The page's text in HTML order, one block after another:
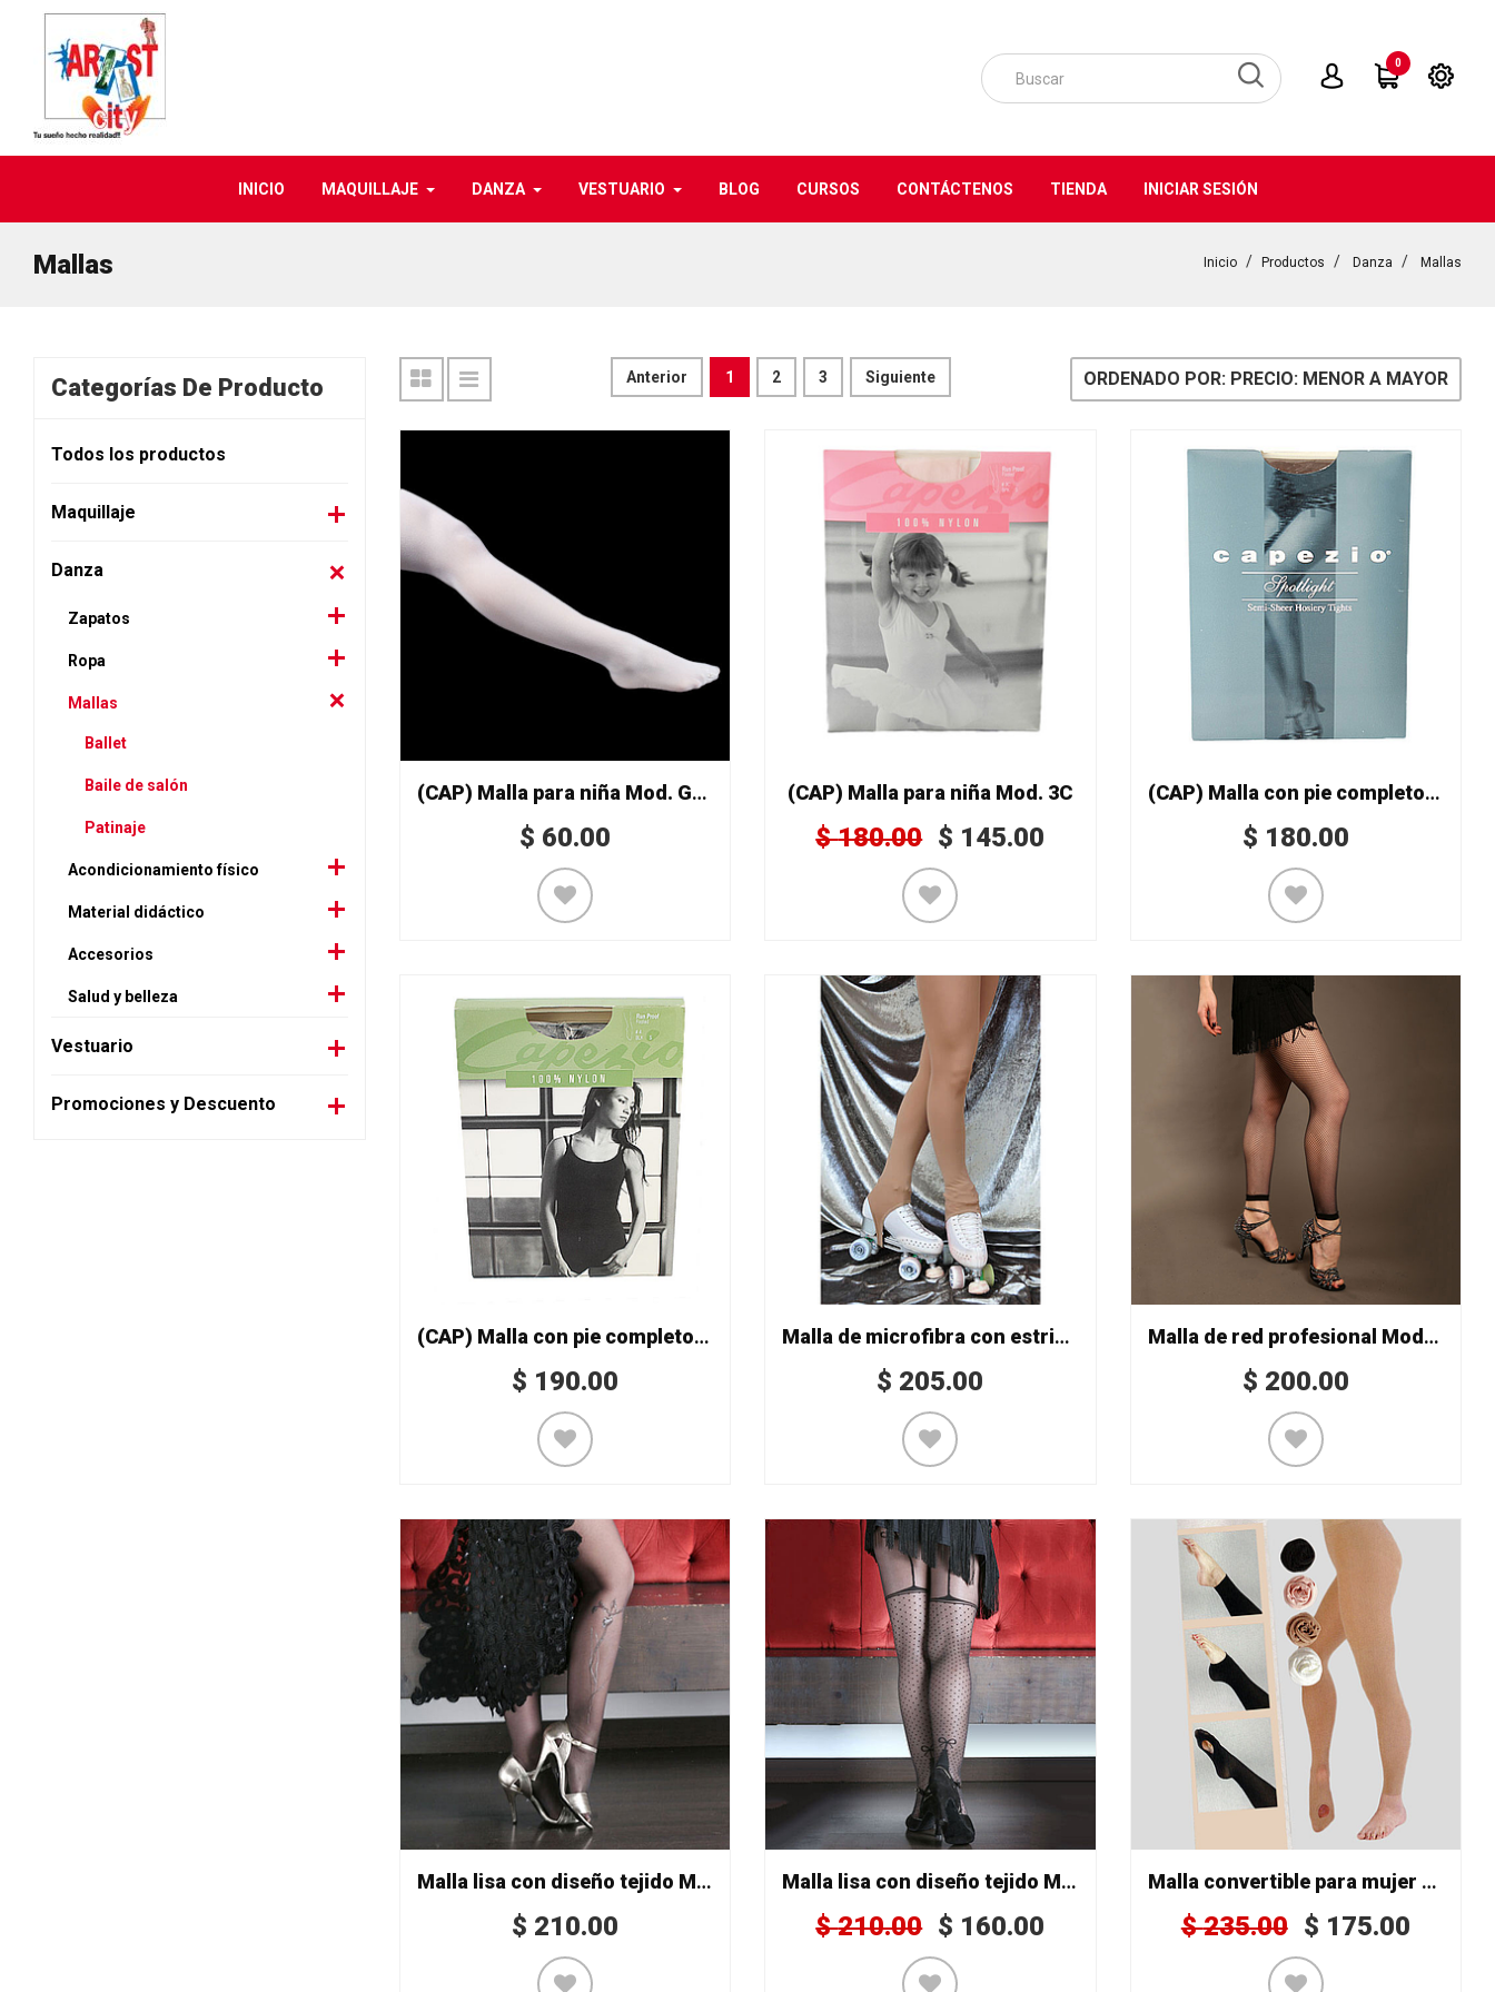
0
INICIO MAQUILLAJE DANZA VESTUARIO BLOG CURSOS CONTÁCTENOS TIENDA INICIAR SESIÓN
Mallas Inicio Productos Danza Mallas
Categorías De Producto
Todos los productos
Maquillaje
Danza
Zapatos
Ropa
Mallas
Ballet
Baile de salón
Patinaje
Acondicionamiento físico
Material didáctico
Accesorios
Salud y belleza
Vestuario
Promociones y Descuento
Anterior 1 2 3 Siguiente ORDENADO POR: PRECIO: MENOR A MAYOR
(CAP) Malla para niña Mod. GP1C
$ 60.00
(CAP) Malla para niña Mod. 3C
$180.00 $ 145.00
(CAP) Malla con pie completo Mod. 2100
$ 180.00
(CAP) Malla con pie completo Mod. 4
$ 190.00
Malla de microfibra con estribo Mod. 517/P40
$ 205.00
Malla de red profesional Mod. 854/L
$ 200.00
Malla lisa con diseño tejido Mod. 65/2
$ 210.00
Malla lisa con diseño tejido Mod. 526
$210.00 $ 160.00
Malla convertible para mujer Mod. 2052
$235.00 $ 175.00